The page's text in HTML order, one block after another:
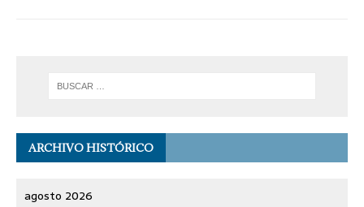
ARCHIVO HISTÓRICO
agosto 2026